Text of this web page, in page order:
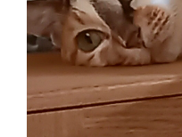
屋
掃
除”
の